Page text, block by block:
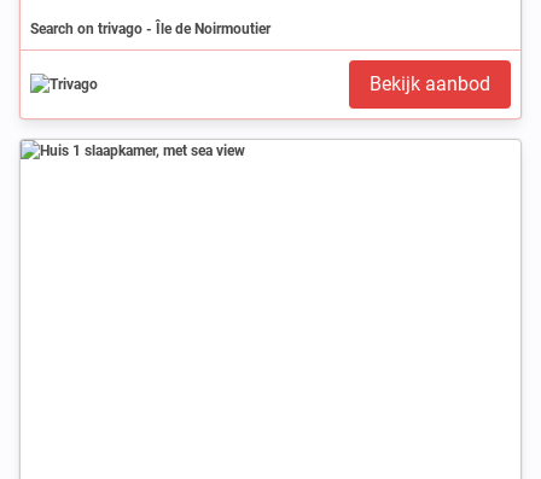
Search on trivago - Île de Noirmoutier
Bekijk aanbod